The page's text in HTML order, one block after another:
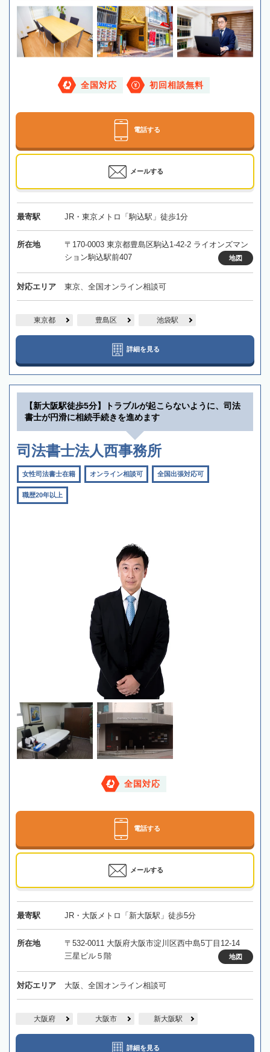
全国対応 初回相談無料
電話する
メールする
最寄駅 JR・東京メトロ「駒込駅」徒歩1分
所在地
〒170-0003 東京都豊島区駒込1-42-2 ライオンズマン
ション駒込駅前407
地図
対応エリア 東京、全国オンライン相談可
東京都 豊島区 池袋駅
詳細を見る
【新大阪駅徒歩5分】トラブルが起こらないように、司法
書士が円滑に相続手続きを進めます
司法書士法人西事務所
女性司法書士在籍 オンライン相談可 全国出張対応可
職歴20年以上
全国対応
電話する
メールする
最寄駅 JR・大阪メトロ「新大阪駅」徒歩5分
所在地
〒532-0011 大阪府大阪市淀川区西中島5丁目12-14
三星ビル５階
地図
対応エリア 大阪、全国オンライン相談可
大阪府 大阪市 新大阪駅
詳細を見る